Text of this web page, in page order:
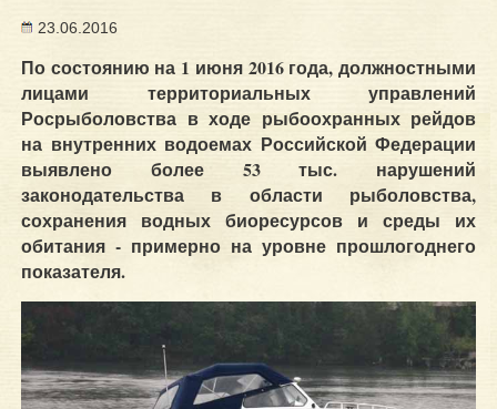
23.06.2016
По состоянию на 1 июня 2016 года, должностными
лицами территориальных управлений
Росрыболовства в ходе рыбоохранных рейдов
на внутренних водоемах Российской Федерации
выявлено более 53 тыс. нарушений
законодательства в области рыболовства,
сохранения водных биоресурсов и среды их
обитания - примерно на уровне прошлогоднего
показателя.